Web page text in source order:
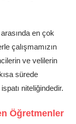
en çok
çalışmamızın
ve velilerin
sürede
niteliğindedir.
Öğretmenler